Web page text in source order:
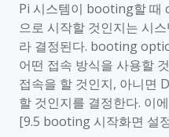
s
k
t
o
p
G
U
r
r
P
i
K
Pi 시스템이 booting할 때
으로 시작할 것인지는 시
라 결정된다. booting
어떤 접속 방식을 사용할
접속을 할 것인지, 아니면
할 것인지를 결정한다. 이
[9.5 booting 시작화면 설